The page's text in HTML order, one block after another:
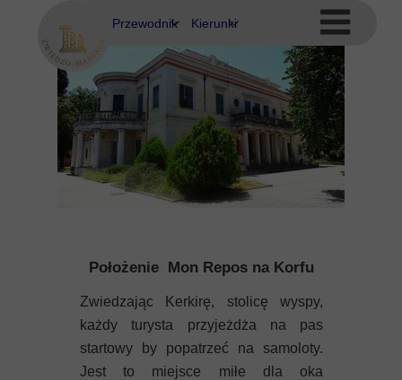
Przewodnik
Eubea
Rodos
Kierunki
Ateny
Delfy
Eubea
Kalimnos
Korynt
Kos
Położenie Mon Repos na Korfu
Zwiedzając Kerkirę, stolicę wyspy,
każdy turysta przyjeżdża na pas
startowy by popatrzeć na samoloty.
Jest to miejsce miłe dla oka